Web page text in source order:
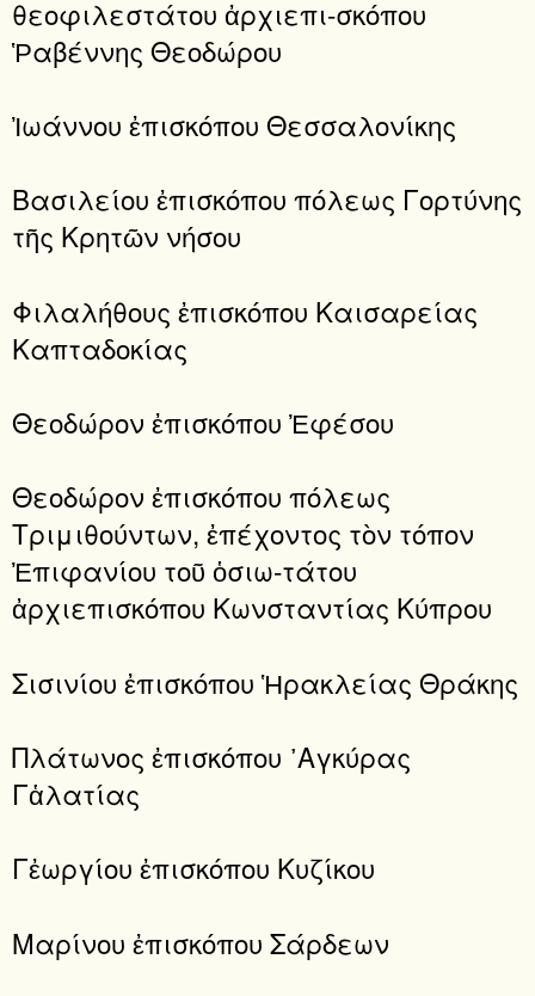
θεοφιλεστάτου ἀρχιεπι-σκόπου
Ῥαβέννης Θεοδώρου
Ἰωάννου ἐπισκόπου Θεσσαλονίκης
Βασιλείου ἐπισκόπου πόλεως Γορτύνης
τῆς Κρητῶν νήσου
Φιλαλήθους ἐπισκόπου Καισαρείας
Καπταδοκίας
Θεοδώρον ἐπισκόπου Ἐφέσου
Θεοδώρον ἐπισκόπου πόλεως
Τριμιθούντων, ἐπέχοντος τὸν τόπον
Ἐπιφανίου τοῦ ὁσιω-τάτου
ἀρχιεπισκόπου Κωνσταντίας Κύπρου
Σισινίου ἐπισκόπου Ἡρακλείας Θράκης
Πλάτωνος ἐπισκόπου ᾿Αγκύρας
Γἁλατίας
Γἐωργίου ἐπισκόπου Κυζίκου
Μαρίνου ἐπισκόπου Σάρδεων